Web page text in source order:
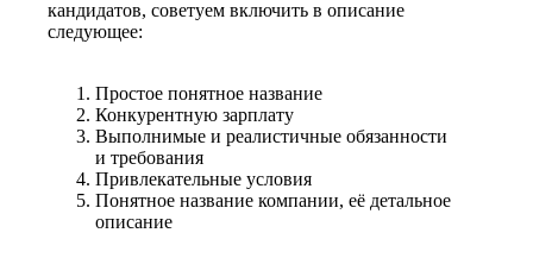
кандидатов, советуем включить в описание
следующее:
Простое понятное название
Конкурентную зарплату
Выполнимые и реалистичные обязанности
и требования
Привлекательные условия
Понятное название компании, её детальное
описание